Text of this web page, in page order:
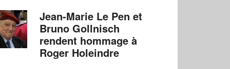
Jean-Marie Le Pen et
Bruno Gollnisch
rendent hommage à
Roger Holeindre